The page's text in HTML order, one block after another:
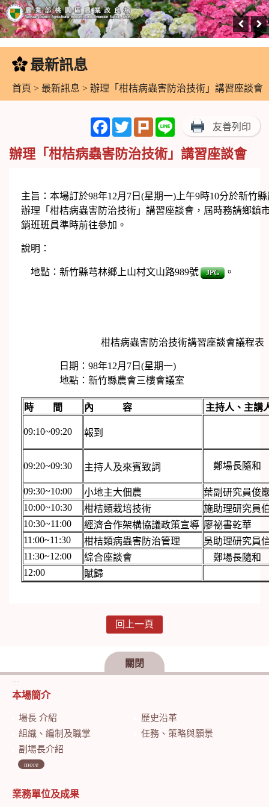
跳
內
最新訊息
首頁 > 最新訊息 > 辦理「柑桔病蟲害防治技術」講習座談會
FacebookTwitterPlurk Line 友善列印
辦理「柑桔病蟲害防治技術」講習座談會
主旨：本場訂於98年12月7日(星期一)上午9時10分於新竹
辦理「柑桔病蟲害防治技術」講習座談會，屆時務請鄉鎮
銷班班員準時前往參加。
說明：
地點：新竹縣芎林鄉上山村文山路989號 JPG 。
柑桔病蟲害防治技術講習座談會議程表
日期：98年12月7日(星期一)
地點：新竹縣農會三樓會議室
時 間 內 容 主持人、主
09:10~09:20 報到
09:20~09:30 主持人及來賓致詞 鄭場長隨和
09:30~10:00 小地主大佃農
葉副研究員俊
10:00~10:30
柑桔類栽培技術
施助理研究員
10:30~11:00
經濟合作架構協議政策宣導 廖祕書乾華
11:00~11:30
柑桔類病蟲害防治管理
吳助理研究員
11:30~12:00
綜合座談會
鄭場長隨和
12:00
賦歸
回上一頁
關閉
:::
本場簡介
場長 介紹
歷史沿革
組織、編制及職掌
任務、策略與願景
副場長介紹
more
業務單位及成果